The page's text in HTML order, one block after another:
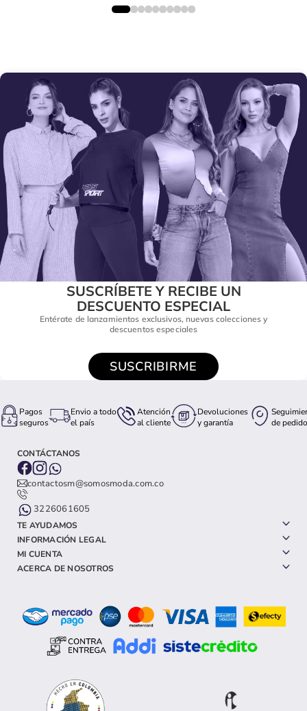
SUSCRÍBETE Y RECIBE UN
DESCUENTO ESPECIAL
Entérate de lanzamientos exclusivos, nuevas colecciones y
descuentos especiales
SUSCRIBIRME
Pagos
seguros
Envio a todo
el país
Atención
al cliente
Devoluciones
y garantía
de pedido
CONTÁCTANOS
contactosm@somosmoda.com.co
3226061605
TE AYUDAMOS
INFORMACIÓN LEGAL
MI CUENTA
ACERCA DE NOSOTROS